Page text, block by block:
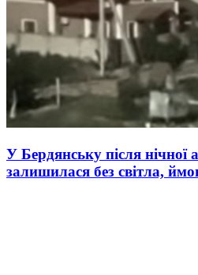
У Бердянську після нічної
залишилася без світла,